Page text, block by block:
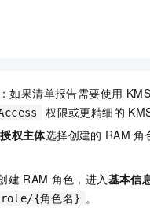
：如果清单报告需要使用
权限或更精细的
授权主体选择创建的 RAM 角
建 RAM 角色，进入 基本信
{角色名} 。